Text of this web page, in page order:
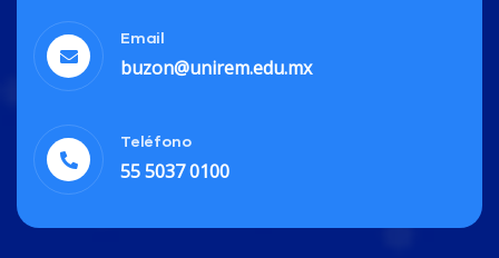
Email
buzon@unirem.edu.mx
Teléfono
55 5037 0100